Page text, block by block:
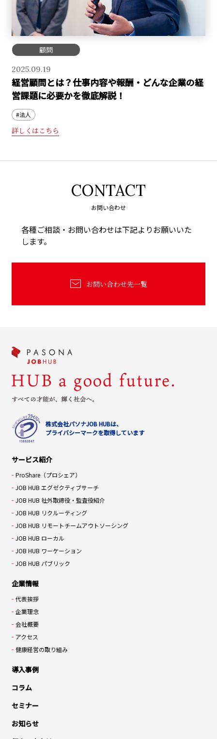
顧問
2025.09.19
経営顧問とは？仕事内容や報酬・どんな企業の経
営課題に必要かを徹底解説！
#法人
詳しくはこちら
CONTACT
お問い合わせ
各種ご相談・お問い合わせは下記よりお願いいた
します。
お問い合わせ先一覧
株式会社パソナJOB HUBは、
プライバシーマークを取得しています
サービス紹介
ProShare（プロシェア）
JOB HUB エグゼクティブサーチ
JOB HUB 社外取締役・監査役紹介
JOB HUB リクルーティング
JOB HUB リモートチームアウトソーシング
JOB HUB ローカル
JOB HUB ワーケーション
JOB HUB パブリック
企業情報
代表挨拶
企業理念
会社概要
アクセス
健康経営の取り組み
導入事例
コラム
セミナー
お知らせ